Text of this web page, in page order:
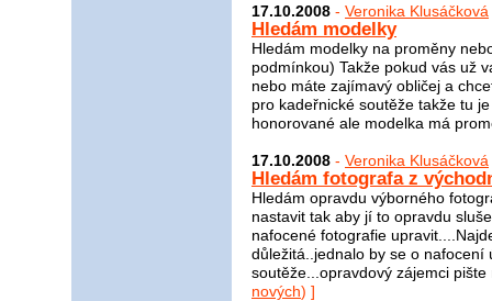
17.10.2008 - Veronika Klusáčková
Hledám modelky
Hledám modelky na proměny
podmínkou) Takže pokud vás už
nebo máte zajímavý obličej a
pro kadeřnické soutěže takže tu
honorované ale modelka má
17.10.2008 - Veronika Klusáčková
Hledám fotografa z
Hledám opravdu výborného
nastavit tak aby jí to opravdu
nafocené fotografie
důležitá..jednalo by se o
soutěže...opravdový zájemci
nových) ]